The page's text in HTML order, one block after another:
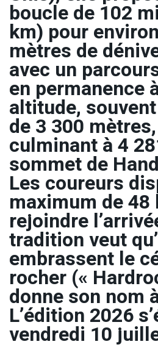
boucle de 102
km) pour
mètres de
avec un
en permanence
altitude,
de 3 300
culminant à 4
sommet de
Les coureurs
maximum de
rejoindre
tradition veut
embrassent le
rocher («
donne son nom
L’édition 2026
vendredi 10